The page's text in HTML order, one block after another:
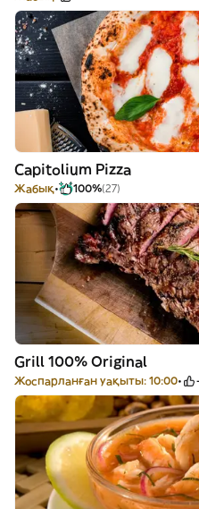
Capitolium Pizza
Жабық 100%(27)
Grill 100% Original
Жоспарланған уақыты: 10:00